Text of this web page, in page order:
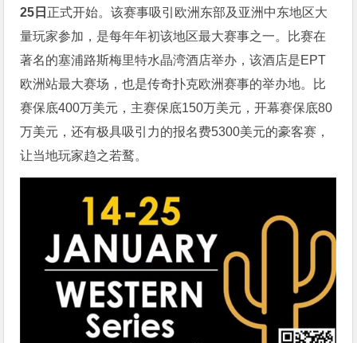
25日 正式开始。该赛事吸引欧洲东部及亚洲中东地区大
量玩家参加，是每年年初该地区最大赛事之一。比赛在
著名的塞浦路斯梅里特水晶湾酒店举办，该酒店是EPT
欧洲站最大赛场，也是传奇扑克欧洲赛事的举办地。比
赛保底400万美元，主赛保底150万美元，开幕赛保底80
万美元，还有极具吸引力的报名费5300美元的豪客赛，
让当地玩家趋之若鹜。